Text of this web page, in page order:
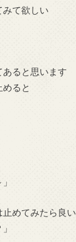
みて欲しい
ると思います
ると
めてみたら良い